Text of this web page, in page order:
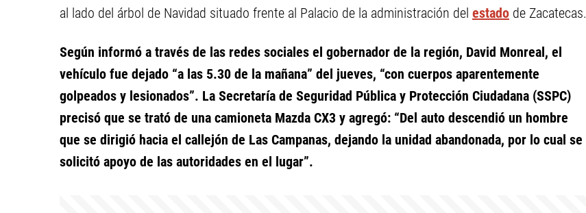
al lado del árbol de Navidad situado frente al Palacio de la administración del estado de Zacatecas.
Según informó a través de las redes sociales el gobernador de la región, David Monreal, el
vehículo fue dejado “a las 5.30 de la mañana” del jueves, “con cuerpos aparentemente
golpeados y lesionados”. La Secretaría de Seguridad Pública y Protección Ciudadana (SSPC)
precisó que se trató de una camioneta Mazda CX3 y agregó: “Del auto descendió un hombre
que se dirigió hacia el callejón de Las Campanas, dejando la unidad abandonada, por lo cual se
solicitó apoyo de las autoridades en el lugar”.